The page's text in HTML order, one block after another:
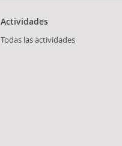
Actividades
Todas las actividades